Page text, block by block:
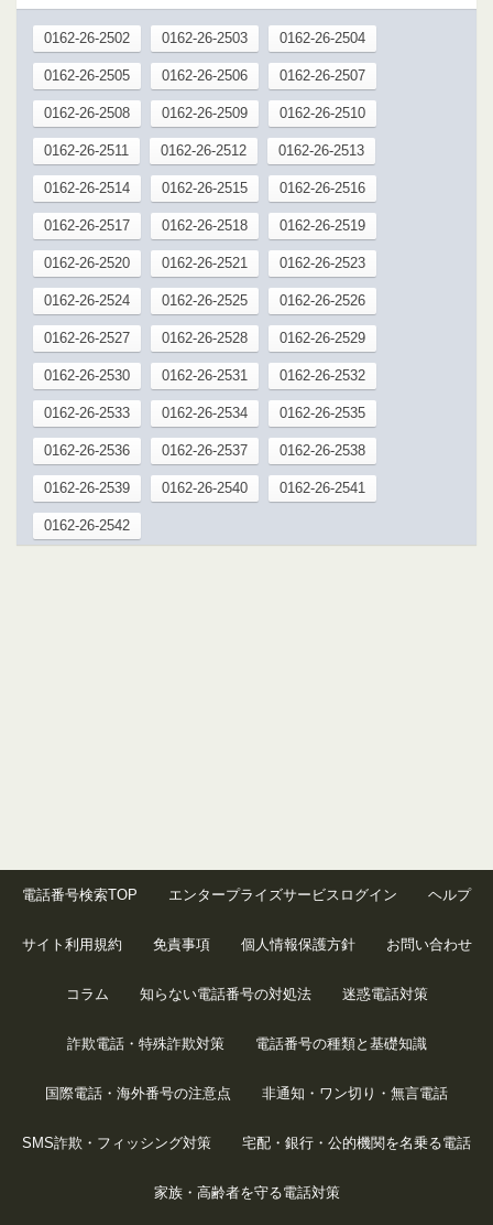
0162-26-2502 0162-26-2503 0162-26-2504
0162-26-2505 0162-26-2506 0162-26-2507
0162-26-2508 0162-26-2509 0162-26-2510
0162-26-2511 0162-26-2512 0162-26-2513
0162-26-2514 0162-26-2515 0162-26-2516
0162-26-2517 0162-26-2518 0162-26-2519
0162-26-2520 0162-26-2521 0162-26-2523
0162-26-2524 0162-26-2525 0162-26-2526
0162-26-2527 0162-26-2528 0162-26-2529
0162-26-2530 0162-26-2531 0162-26-2532
0162-26-2533 0162-26-2534 0162-26-2535
0162-26-2536 0162-26-2537 0162-26-2538
0162-26-2539 0162-26-2540 0162-26-2541
0162-26-2542
電話番号検索TOP エンタープライズサービスログイン ヘルプ
サイト利用規約 免責事項 個人情報保護方針 お問い合わせ
コラム 知らない電話番号の対処法 迷惑電話対策
詐欺電話・特殊詐欺対策 電話番号の種類と基礎知識
国際電話・海外番号の注意点 非通知・ワン切り・無言電話
SMS詐欺・フィッシング対策 宅配・銀行・公的機関を名乗る電話
家族・高齢者を守る電話対策